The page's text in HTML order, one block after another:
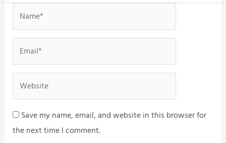
Name*
Email*
Website
Save my name, email, and website in this browser for
the next time I comment.